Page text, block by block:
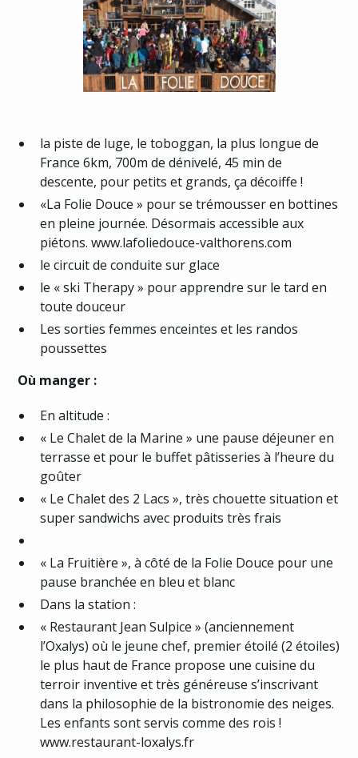
la piste de luge, le toboggan, la plus longue de
France 6km, 700m de dénivelé, 45 min de
descente, pour petits et grands, ça décoiffe !
«La Folie Douce » pour se trémousser en bottines
en pleine journée. Désormais accessible aux
piétons.www.lafoliedouce-valthorens.com
le circuit de conduite sur glace
le « ski Therapy » pour apprendre sur le tard en
toute douceur
Les sorties femmes enceintes et les randos
poussettes
Où manger :
En altitude :
« Le Chalet de la Marine » une pause déjeuner en
terrasse et pour le buffet pâtisseries à l’heure du
goûter
« Le Chalet des 2 Lacs », très chouette situation et
super sandwichs avec produits très frais
« La Fruitière », à côté de la Folie Douce pour une
pause branchée en bleu et blanc
Dans la station :
« Restaurant Jean Sulpice » (anciennement
l’Oxalys) où le jeune chef, premier étoilé (2 étoiles)
le plus haut de France propose une cuisine du
terroir inventive et très généreuse s’inscrivant
dans la philosophie de la bistronomie des neiges.
Les enfants sont servis comme des rois !
www.restaurant-loxalys.fr